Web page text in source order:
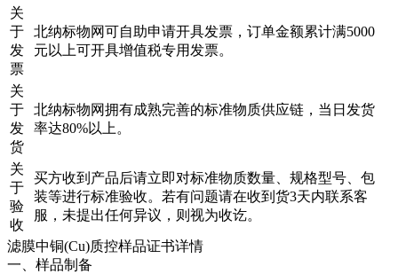
关
于
发
票
北纳标物网可自助申请开具发票，订单金额累计满5000
元以上可开具增值税专用发票。
关
于
发
货
北纳标物网拥有成熟完善的标准物质供应链，当日发货
率达80%以上。
关
于
验
收
买方收到产品后请立即对标准物质数量、规格型号、包
装等进行标准验收。若有问题请在收到货3天内联系客
服，未提出任何异议，则视为收讫。
滤膜中铜(Cu)质控样品证书详情
一、样品制备